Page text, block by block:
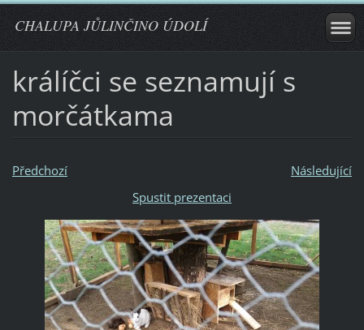
CHALUPA JŮLINČINO ÚDOLÍ
králíčci se seznamují s
morčátkama
Předchozí
Následující
Spustit prezentaci